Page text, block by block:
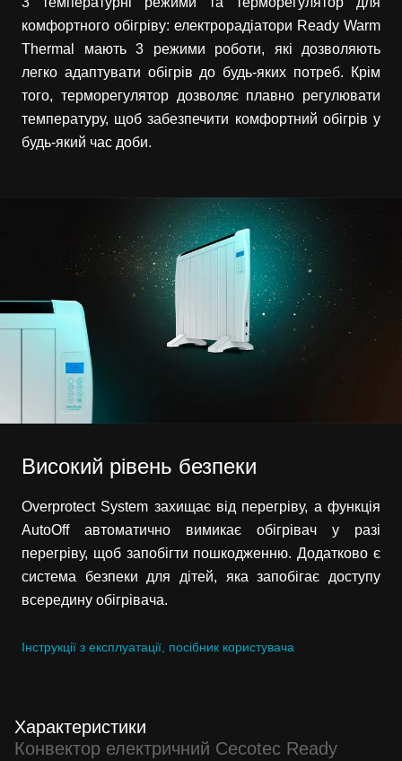
комфортного обігріву: електрорадіатори Ready Warm
Thermal мають 3 режими роботи, які дозволяють
легко адаптувати обігрів до будь-яких потреб. Крім
того, терморегулятор дозволяє плавно регулювати
температуру, щоб забезпечити комфортний обігрів у
будь-який час доби.
Високий рівень безпеки
Overprotect System захищає від перегріву, а функція
AutoOff автоматично вимикає обігрівач у разі
перегріву, щоб запобігти пошкодженню. Додатково є
система безпеки для дітей, яка запобігає доступу
всередину обігрівача.
Інструкції з експлуатації, посібник користувача
Характеристики
Конвектор електричний Cecotec Ready